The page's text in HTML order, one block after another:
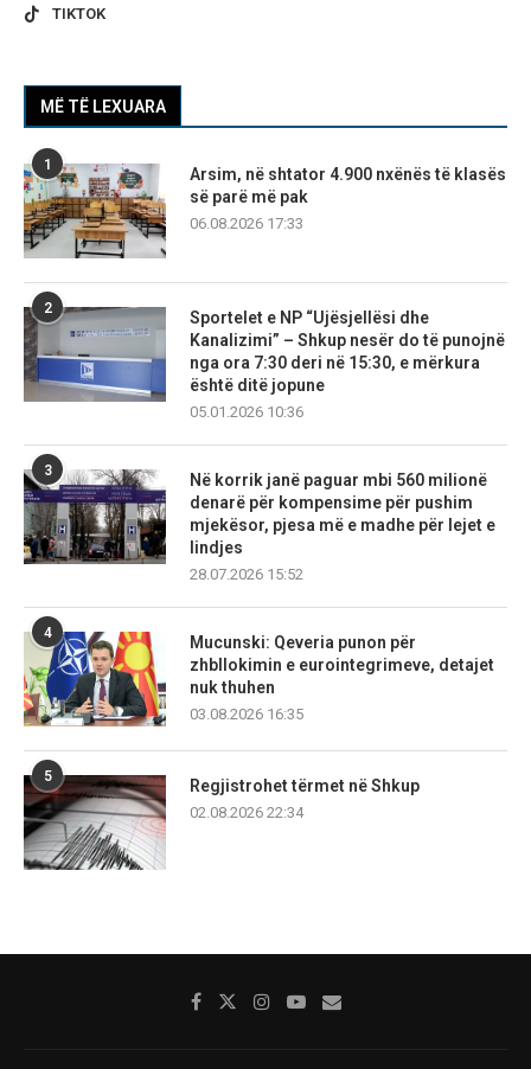
TIKTOK
MË TË LEXUARA
1
Arsim, në shtator 4.900 nxënës të klasës
së parë më pak
06.08.2026 17:33
2
Sportelet e NP “Ujësjellësi dhe
Kanalizimi” – Shkup nesër do të punojnë
nga ora 7:30 deri në 15:30, e mërkura
është ditë jopune
05.01.2026 10:36
3
Në korrik janë paguar mbi 560 milionë
denarë për kompensime për pushim
mjekësor, pjesa më e madhe për lejet e
lindjes
28.07.2026 15:52
4
Mucunski: Qeveria punon për
zhbllokimin e eurointegrimeve, detajet
nuk thuhen
03.08.2026 16:35
5
Regjistrohet tërmet në Shkup
02.08.2026 22:34